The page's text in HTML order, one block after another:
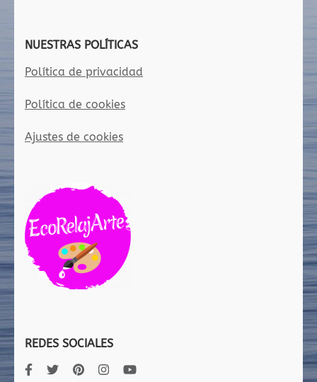
NUESTRAS POLÍTICAS
Política de privacidad
Política de cookies
Ajustes de cookies
REDES SOCIALES